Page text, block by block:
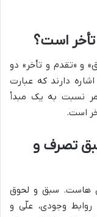
است؟
و «تقدم و تأخر» دو
دارند که عبارت
نسبت به یک مبدأ
است.
تصرف و
هاست. سبق و لحوق
وجودی، علّی و